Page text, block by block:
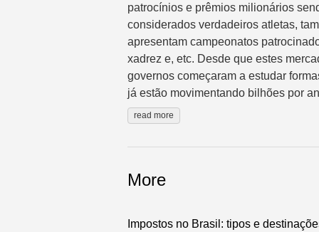
patrocínios e prêmios milionários
considerados verdadeiros atletas,
apresentam campeonatos
xadrez e, etc. Desde que estes
governos começaram a estudar
já estão movimentando bilhões por
read more
More
Impostos no Brasil: tipos e